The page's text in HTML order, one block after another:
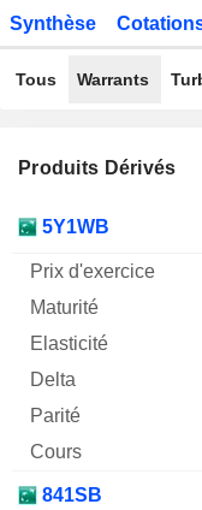
Synthèse
Tous Warrants
Produits Dérivés
Mnemo Type
5Y1WB
841SB